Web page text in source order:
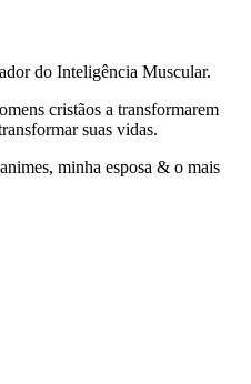
do Inteligência Muscular.
cristãos a transformarem
suas vidas.
minha esposa & o mais